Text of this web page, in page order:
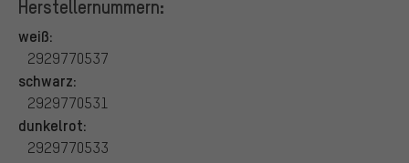
Herstellernummern:
weiß:
2929770537
schwarz:
2929770531
dunkelrot:
2929770533